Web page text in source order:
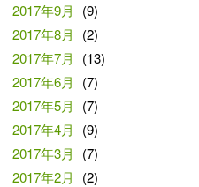
2017年9月
(9)
2017年8月
(2)
2017年7月
(13)
2017年6月
(7)
2017年5月
(7)
2017年4月
(9)
2017年3月
(7)
2017年2月
(2)